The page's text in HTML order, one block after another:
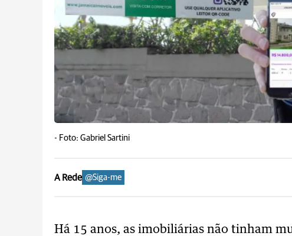
- Foto: Gabriel Sartini
A Rede @Siga-me
Há 15 anos, as imobiliárias não tinham